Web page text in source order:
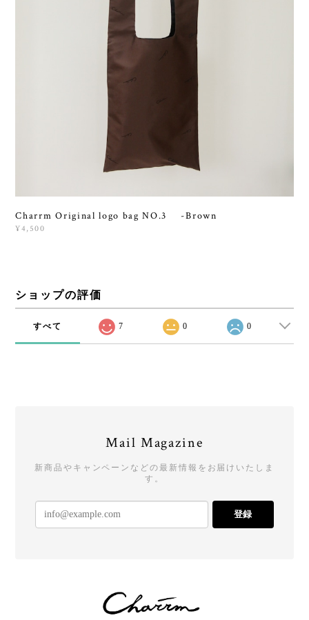
Charrm Original logo bag NO.3 -Brown
¥4,500
ショップの評価
すべて 7 0 0
Mail Magazine
新商品やキャンペーンなどの最新情報をお届けいたしま
す。
登録